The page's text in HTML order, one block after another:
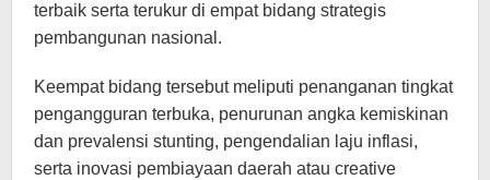
terbaik serta terukur di empat bidang strategis
pembangunan nasional.
Keempat bidang tersebut meliputi penanganan tingkat
pengangguran terbuka, penurunan angka kemiskinan
dan prevalensi stunting, pengendalian laju inflasi,
serta inovasi pembiayaan daerah atau creative